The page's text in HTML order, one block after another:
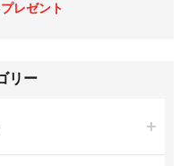
レゼント
リー